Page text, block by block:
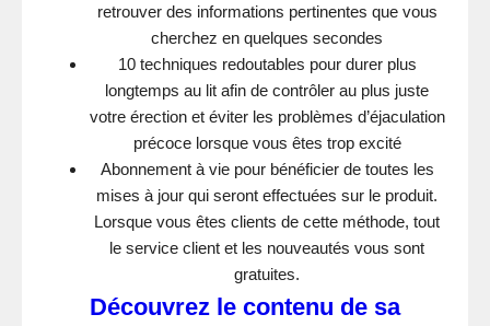
retrouver des informations pertinentes que vous
cherchez en quelques secondes
10 techniques redoutables pour durer plus
longtemps au lit afin de contrôler au plus juste
votre érection et éviter les problèmes d’éjaculation
précoce lorsque vous êtes trop excité
Abonnement à vie pour bénéficier de toutes les
mises à jour qui seront effectuées sur le produit.
Lorsque vous êtes clients de cette méthode, tout
le service client et les nouveautés vous sont
gratuites.
Découvrez le contenu de sa